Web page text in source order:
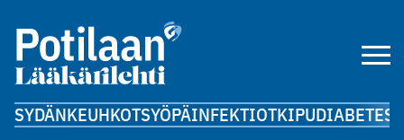
SYDÄNKEUHKOTSYÖPÄINFEKTIOTKIPUDIABETES